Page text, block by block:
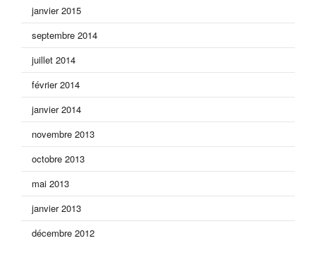
janvier 2015
septembre 2014
juillet 2014
février 2014
janvier 2014
novembre 2013
octobre 2013
mai 2013
janvier 2013
décembre 2012